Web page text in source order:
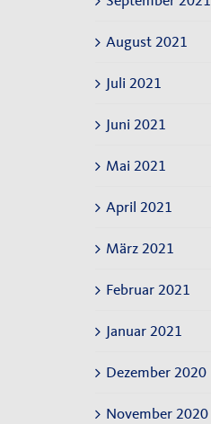
August 2021
Juli 2021
Juni 2021
Mai 2021
April 2021
März 2021
Februar 2021
Januar 2021
Dezember 2020
November 2020